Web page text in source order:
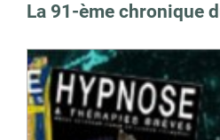
La 91-ème chronique